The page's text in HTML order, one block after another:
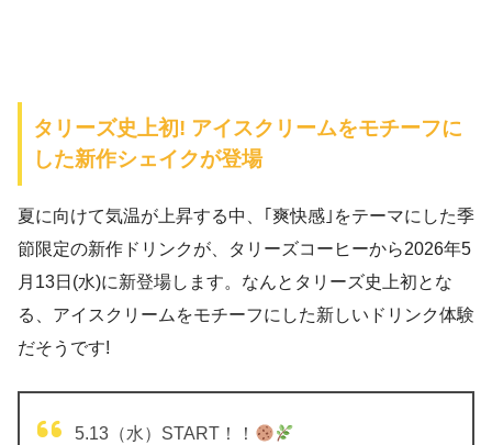
タリーズ史上初! アイスクリームをモチーフに
した新作シェイクが登場
夏に向けて気温が上昇する中、｢爽快感｣をテーマにした季
節限定の新作ドリンクが、タリーズコーヒーから2026年5
月13日(水)に新登場します。なんとタリーズ史上初とな
る、アイスクリームをモチーフにした新しいドリンク体験
だそうです!
5.13（水）START！！